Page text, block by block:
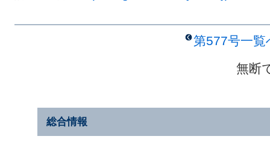
第577号一覧
無断
総合情報